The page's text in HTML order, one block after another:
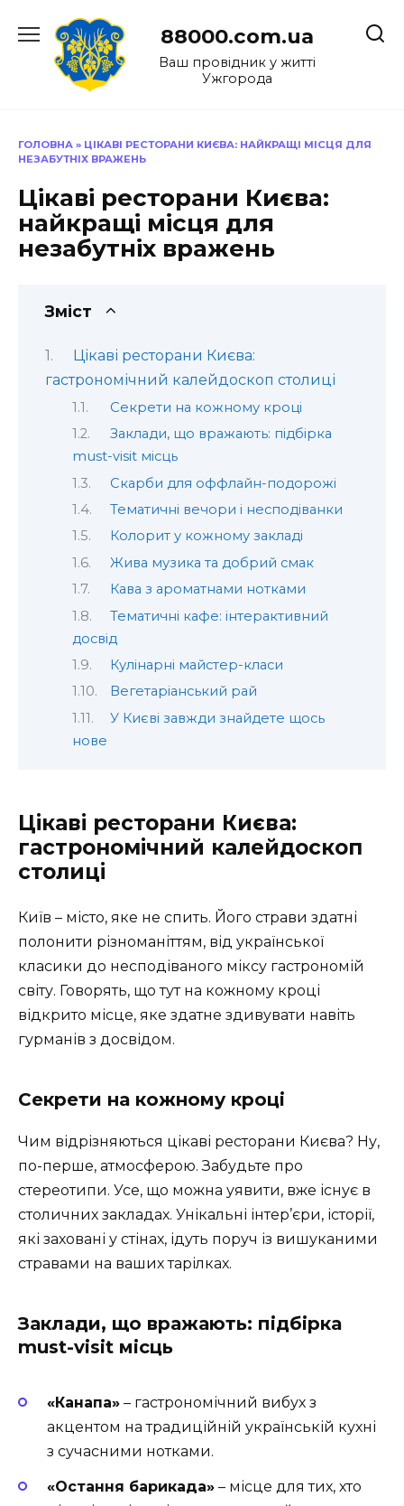
до
88000.com.ua
Ваш провідник у житті
Ужгорода
ГОЛОВНА » ЦІКАВІ РЕСТОРАНИ КИЄВА: НАЙКРАЩІ МІСЦЯ ДЛЯ
НЕЗАБУТНІХ ВРАЖЕНЬ
Цікаві ресторани Києва:
найкращі місця для
незабутніх вражень
Зміст
Цікаві ресторани Києва:
гастрономічний калейдоскоп столиці
Секрети на кожному кроці
Заклади, що вражають: підбірка
must-visit місць
Скарби для оффлайн-подорожі
Тематичні вечори і несподіванки
Колорит у кожному закладі
Жива музика та добрий смак
Кава з ароматнами нотками
Тематичні кафе: інтерактивний
досвід
Кулінарні майстер-класи
Вегетаріанський рай
У Києві завжди знайдете щось
нове
Цікаві ресторани Києва:
гастрономічний калейдоскоп
столиці
Київ – місто, яке не спить. Його страви здатні
полонити різноманіттям, від української
класики до несподіваного міксу гастрономій
світу. Говорять, що тут на кожному кроці
відкрито місце, яке здатне здивувати навіть
гурманів з досвідом.
Секрети на кожному кроці
Чим відрізняються цікаві ресторани Києва? Ну,
по-перше, атмосферою. Забудьте про
стереотипи. Усе, що можна уявити, вже існує в
столичних закладах. Унікальні інтер’єри, історії,
які заховані у стінах, ідуть поруч із вишуканими
стравами на ваших тарілках.
Заклади, що вражають: підбірка
must-visit місць
«Канапа» – гастрономічний вибух з
акцентом на традиційній українській кухні
з сучасними нотками.
«Остання барикада» – місце для тих, хто